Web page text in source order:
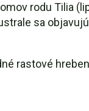
rodu Tilia
sa
rastové